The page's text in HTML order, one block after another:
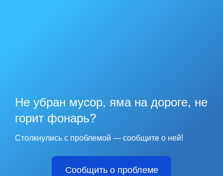
Не убран мусор, яма на дороге, не
горит фонарь?
Столкнулись с проблемой — сообщите о ней!
Сообщить о проблеме